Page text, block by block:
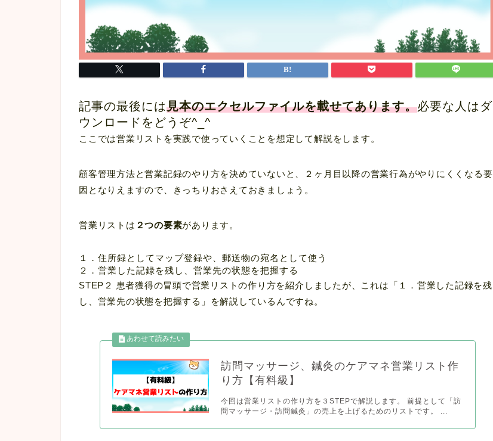
記事の最後には見本のエクセルファイルを載せてあります。必要な人はダ
ウンロードをどうぞ^_^
ここでは営業リストを実践で使っていくことを想定して解説をします。
顧客管理方法と営業記録のやり方を決めていないと、２ヶ月目以降の営業行為がやりにくくなる要
因となりえますので、きっちりおさえておきましょう。
営業リストは ２つの要素があります。
１．住所録としてマップ登録や、郵送物の宛名として使う
２．営業した記録を残し、営業先の状態を把握する
STEP２ 患者獲得の冒頭で営業リストの作り方を紹介しましたが、これは「 １．営業した記録を残
し、営業先の状態を把握する」
を解説しているんですね。
訪問マッサージ、鍼灸のケアマネ営業リスト作
り方【有料級】
今回は営業リストの作り方を３STEPで解説します。 前提として「訪
問マッサージ・訪問鍼灸」の売上を上げるためのリストです。 ...